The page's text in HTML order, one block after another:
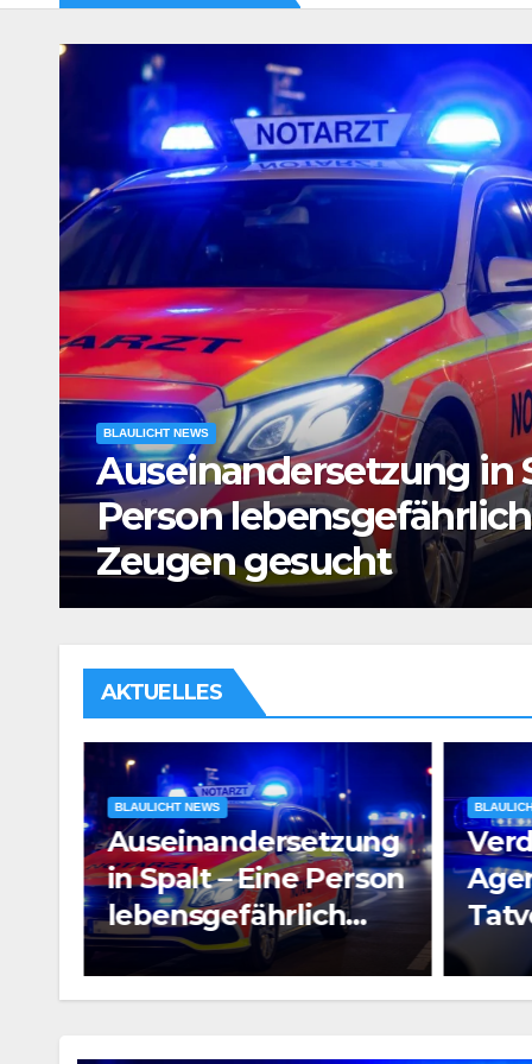
BLAULICHT NEWS
Verdacht auf
Tatverdächtiger in
Untersuchungshaft
AKTUELLES
BLAULICHT NEWS
Verdacht auf
Agententätigkeit:
Tatverdächtiger in
Untersuchungshaft
e